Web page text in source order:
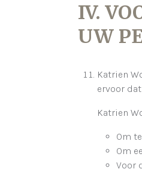
IV.
UW
Katrien
ervoor
Katrien
Om
Om
Voor